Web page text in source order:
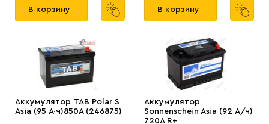
В корзину В корзину
Аккумулятор TAB Polar S
Asia (95 А·ч)850А (246875)
Аккумулятор
Sonnenschein Asia (92 А/ч)
720А R+